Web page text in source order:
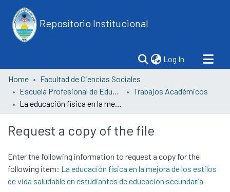
Repositorio Institucional
Log In (current)
Home
Facultad de Ciencias Sociales
Escuela Profesional de Educación
Trabajos Académicos
La educación física en la mejora de los estilos de vida saludable en estudiantes de educación secundaria
Request a copy of the file
Enter the following information to request a copy for the
following item: La educación física en la mejora de los estilos
de vida saludable en estudiantes de educación secundaria